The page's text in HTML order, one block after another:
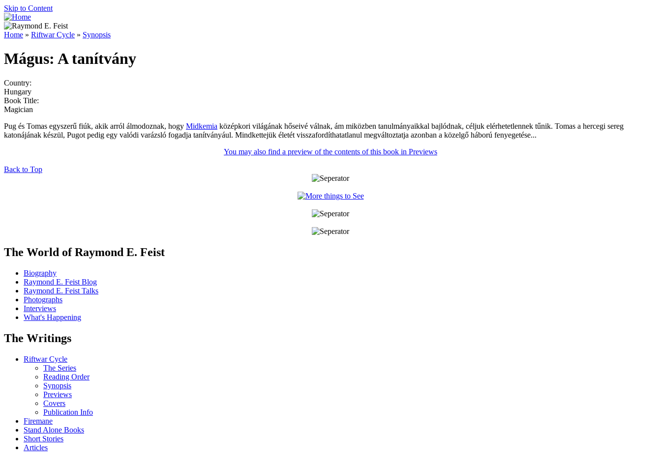
Skip to Content
Home » Riftwar Cycle » Synopsis
Mágus: A tanítvány
Country:
Hungary
Book Title:
Magician
Pug és Tomas egyszerű fiúk, akik arról álmodoznak, hogy Midkemia középkori világának hőseivé válnak, ám miközben tanulmányaikkal bajlódnak, céljuk elérhetetlennek tűnik. Tomas a hercegi sereg
katonájának készül, Pugot pedig egy valódi varázsló fogadja tanítványául. Mindkettejük életét visszafordíthatatlanul megváltoztatja azonban a közelgő háború fenyegetése...
You may also find a preview of the contents of this book in Previews
Back to Top
The World of Raymond E. Feist
Biography
Raymond E. Feist Blog
Raymond E. Feist Talks
Photographs
Interviews
What's Happening
The Writings
Riftwar Cycle
The Series
Reading Order
Synopsis
Previews
Covers
Publication Info
Firemane
Stand Alone Books
Short Stories
Articles